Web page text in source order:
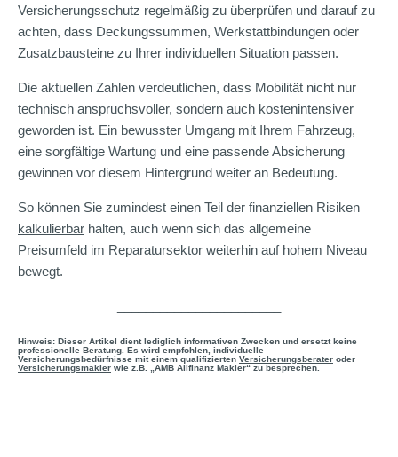
Versicherungsschutz regelmäßig zu überprüfen und darauf zu
achten, dass Deckungssummen, Werkstattbindungen oder
Zusatzbausteine zu Ihrer individuellen Situation passen.
Die aktuellen Zahlen verdeutlichen, dass Mobilität nicht nur
technisch anspruchsvoller, sondern auch kostenintensiver
geworden ist. Ein bewusster Umgang mit Ihrem Fahrzeug,
eine sorgfältige Wartung und eine passende Absicherung
gewinnen vor diesem Hintergrund weiter an Bedeutung.
So können Sie zumindest einen Teil der finanziellen Risiken
kalkulierbar halten, auch wenn sich das allgemeine
Preisumfeld im Reparatursektor weiterhin auf hohem Niveau
bewegt.
Hinweis: Dieser Artikel dient lediglich informativen Zwecken und ersetzt keine
professionelle Beratung. Es wird empfohlen, individuelle
Versicherungsbedürfnisse mit einem qualifizierten Versicherungsberater oder
Versicherungsmakler wie z.B. „AMB Allfinanz Makler“ zu besprechen.